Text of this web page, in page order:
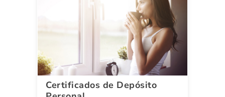
Certificados de Depósito